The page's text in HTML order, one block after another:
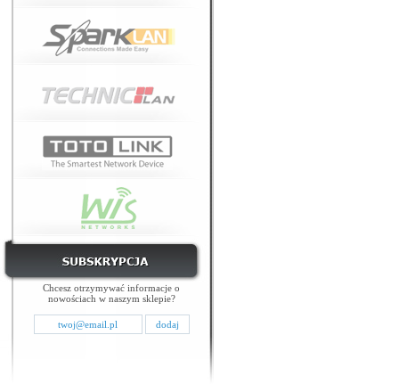
Chcesz otrzymywać informacje o
nowościach w naszym sklepie?